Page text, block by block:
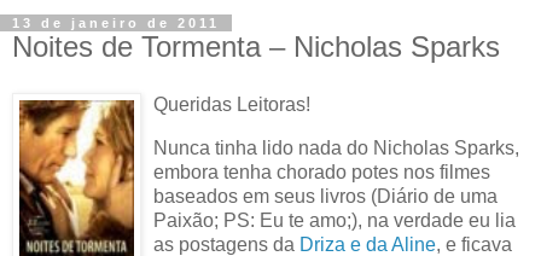
13 de janeiro de 2011
Noites de Tormenta – Nicholas Sparks
Queridas Leitoras!
Nunca tinha lido nada do Nicholas Sparks,
embora tenha chorado potes nos filmes
baseados em seus livros (Diário de uma
Paixão; PS: Eu te amo;), na verdade eu lia
as postagens da Driza e da Aline, e ficava